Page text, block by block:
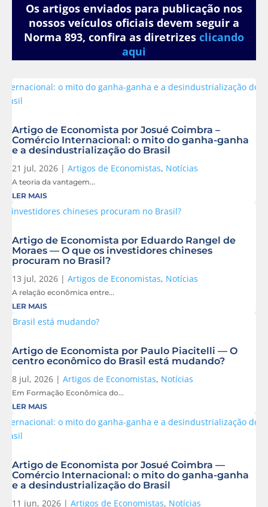
Os artigos enviados para publicação nos
nossos veículos oficiais devem seguir a
Norma 893, confira as diretrizes clicando
aqui
Artigo de Economista por Josué Coimbra –
Comércio Internacional: o mito do ganha-ganha
e a desindustrialização do Brasil
21 jul, 2026 | Artigos de Economistas, Notícias
A teoria da vantagem...
LER MAIS
Artigo de Economista por Eduardo Rangel de
Moraes — O que os investidores chineses
procuram no Brasil?
13 jul, 2026 | Artigos de Economistas, Notícias
A relação econômica entre...
LER MAIS
Artigo de Economista por Paulo Piacitelli — O
centro econômico do Brasil está mudando?
8 jul, 2026 | Artigos de Economistas, Notícias
Em Formação Econômica do...
LER MAIS
Artigo de Economista por Josué Coimbra —
Comércio Internacional: o mito do ganha-ganha
e a desindustrialização do Brasil
11 jun, 2026 | Artigos de Economistas, Notícias